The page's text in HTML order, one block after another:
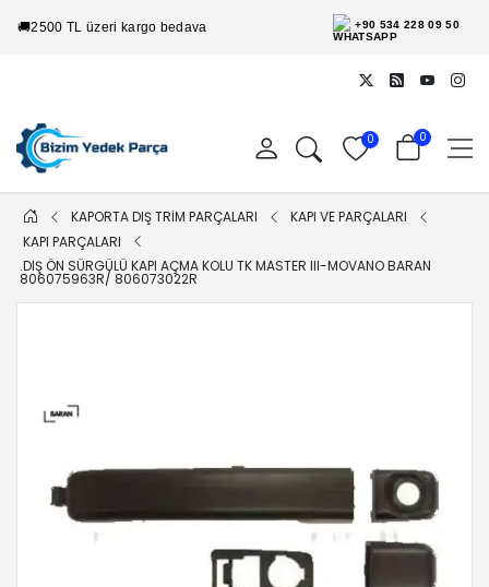
🚚2500 TL üzeri kargo bedava +90 534 228 09 50
0 0
KAPORTA DIŞ TRİM PARÇALARI
KAPI VE PARÇALARI
KAPI PARÇALARI
.DIŞ ÖN SÜRGÜLÜ KAPI AÇMA KOLU TK MASTER III-MOVANO BARAN
806075963R/ 806073022R